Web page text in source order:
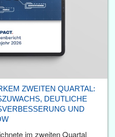
ZWEITEN QUARTAL:
DEUTLICHE
UND
im zweiten Quartal